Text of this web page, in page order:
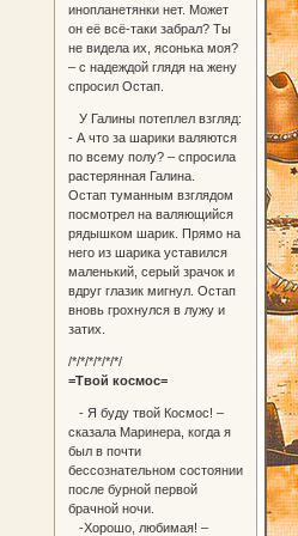
инопланетянки нет. Может
он её всё-таки забрал? Ты
не видела их, ясонька моя?
– с надеждой глядя на жену
спросил Остап.
У Галины потеплел взгляд:
- А что за шарики валяются
по всему полу? – спросила
растерянная Галина.
Остап туманным взглядом
посмотрел на валяющийся
рядышком шарик. Прямо на
него из шарика уставился
маленький, серый зрачок и
вдруг глазик мигнул. Остап
вновь грохнулся в лужу и
затих.
/*/*/*/*/*/*/
=Твой космос=
- Я буду твой Космос! –
сказала Маринера, когда я
был в почти
бессознательном состоянии
после бурной первой
брачной ночи.
-Хорошо, любимая! –